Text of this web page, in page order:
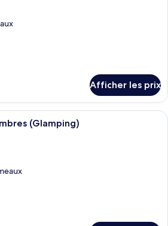
Afficher les prix
Un hébergement en tente doté d’une
(Glamping)